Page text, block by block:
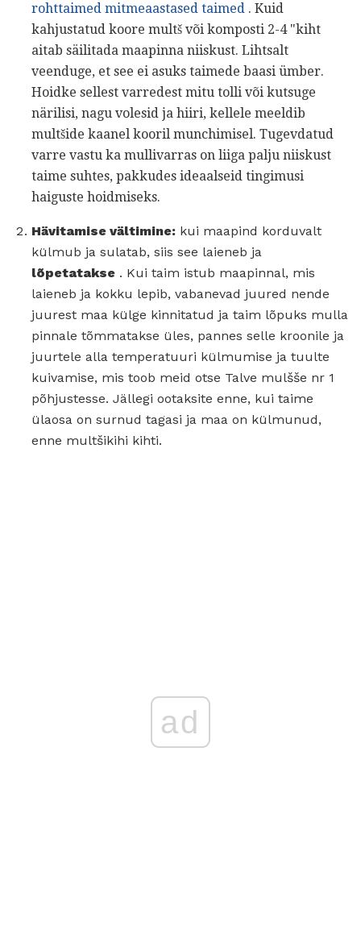
rohttaimed mitmeaastased taimed . Kuid
kahjustatud koore multš või komposti 2-4 "kiht
aitab säilitada maapinna niiskust. Lihtsalt
veenduge, et see ei asuks taimede baasi ümber.
Hoidke sellest varredest mitu tolli või kutsuge
närilisi, nagu volesid ja hiiri, kellele meeldib
multšide kaanel kooril munchimisel. Tugevdatud
varre vastu ka mullivarras on liiga palju niiskust
taime suhtes, pakkudes ideaalseid tingimusi
haiguste hoidmiseks.
Hävitamise vältimine: kui maapind korduvalt
külmub ja sulatab, siis see laieneb ja
lõpetatakse . Kui taim istub maapinnal, mis
laieneb ja kokku lepib, vabanevad juured nende
juurest maa külge kinnitatud ja taim lõpuks mulla
pinnale tõmmatakse üles, pannes selle kroonile ja
juurtele alla temperatuuri külmumise ja tuulte
kuivamise, mis toob meid otse Talve mulšše nr 1
põhjustesse. Jällegi ootaksite enne, kui taime
ülaosa on surnud tagasi ja maa on külmunud,
enne multšikihi kihti.
ad